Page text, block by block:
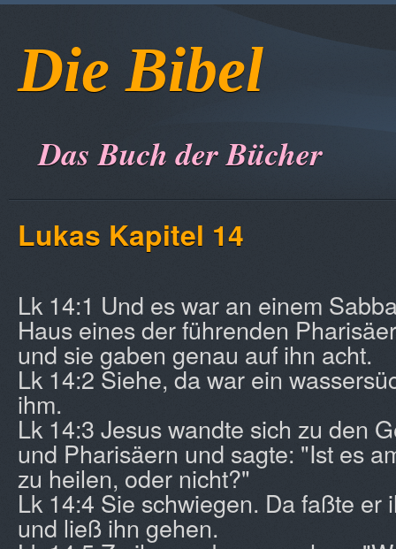
Die Bibel
Das Buch der Bücher
Lukas Kapitel 14
Lk 14:1 Und es war an einem
Haus eines der führenden
und sie gaben genau auf ihn acht.
Lk 14:2 Siehe, da war ein
ihm.
Lk 14:3 Jesus wandte sich zu den
und Pharisäern und sagte: "Ist es
zu heilen, oder nicht?"
Lk 14:4 Sie schwiegen. Da faßte er
und ließ ihn gehen.